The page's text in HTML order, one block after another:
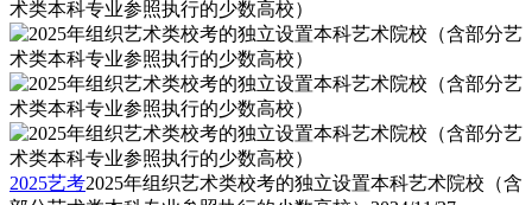
2025艺考2025年组织艺术类校考的独立设置本科艺术院校（含